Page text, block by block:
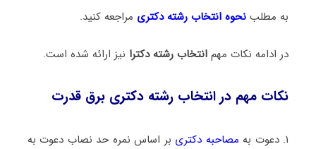
به مطلب نحوه انتخاب رشته دکتری مراجعه کنید.
در ادامه نکات مهم انتخاب رشته دکترا نیز ارائه شده است.
نکات مهم در انتخاب رشته دکتری برق قدرت
۱. دعوت به مصاحبه دکتری بر اساس نمره حد نصاب دعوت به